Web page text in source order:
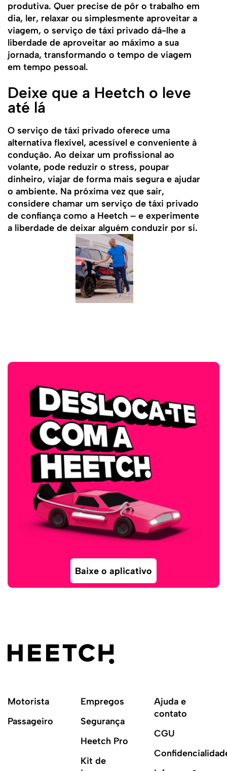
Baixe o aplicativo
produtiva. Quer precise de pôr o trabalho em
dia, ler, relaxar ou simplesmente aproveitar a
viagem, o serviço de táxi privado dá-lhe a
liberdade de aproveitar ao máximo a sua
jornada, transformando o tempo de viagem
em tempo pessoal.
Deixe que a Heetch o leve
até lá
O serviço de táxi privado oferece uma
alternativa flexível, acessível e conveniente à
condução. Ao deixar um profissional ao
volante, pode reduzir o stress, poupar
dinheiro, viajar de forma mais segura e ajudar
o ambiente. Na próxima vez que sair,
considere chamar um serviço de táxi privado
de confiança como a Heetch – e experimente
a liberdade de deixar alguém conduzir por si.
Motorista
Passageiro
Empregos
Segurança
Heetch Pro
Kit de
Ajuda e
contato
CGU